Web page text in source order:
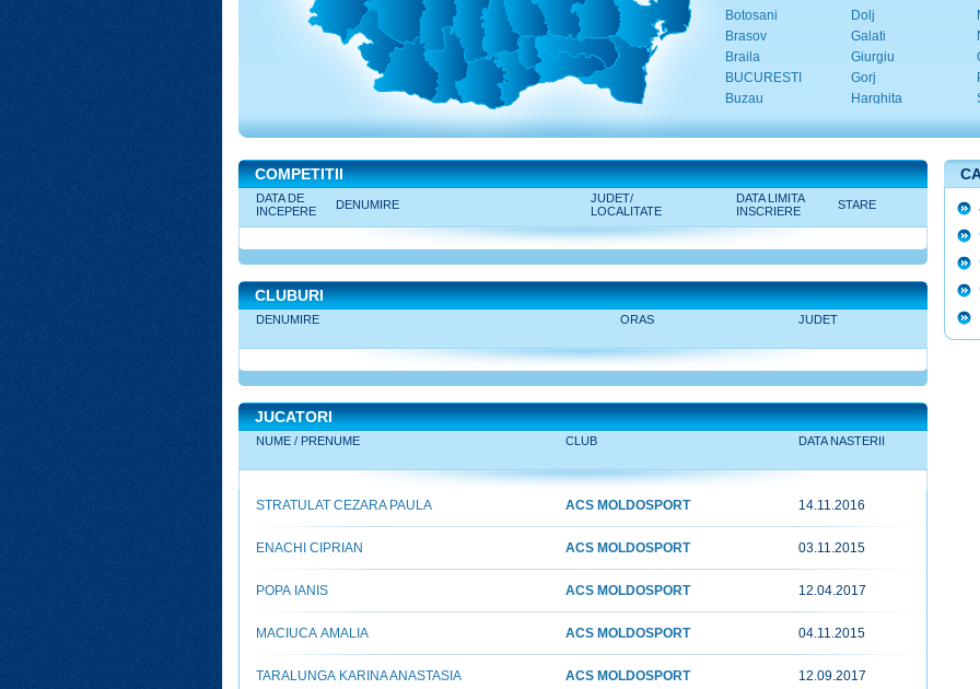
Botosani
Brasov
Braila
BUCURESTI
Buzau
Dolj
Galati
Giurgiu
Gorj
Harghita
COMPETITII
DATA DE
INCEPERE
DENUMIRE
JUDET/
LOCALITATE
DATA LIMITA
INSCRIERE
STARE
CLUBURI
DENUMIRE ORAS JUDET
JUCATORI
NUME / PRENUME CLUB DATA NASTERII
STRATULAT CEZARA PAULA ACS MOLDOSPORT 14.11.2016
ENACHI CIPRIAN ACS MOLDOSPORT 03.11.2015
POPA IANIS ACS MOLDOSPORT 12.04.2017
MACIUCA AMALIA ACS MOLDOSPORT 04.11.2015
TARALUNGA KARINA ANASTASIA ACS MOLDOSPORT 12.09.2017